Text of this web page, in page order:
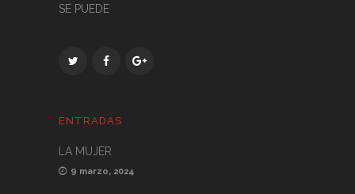
SE PUEDE
ENTRADAS
LA MUJER
9 marzo, 2024